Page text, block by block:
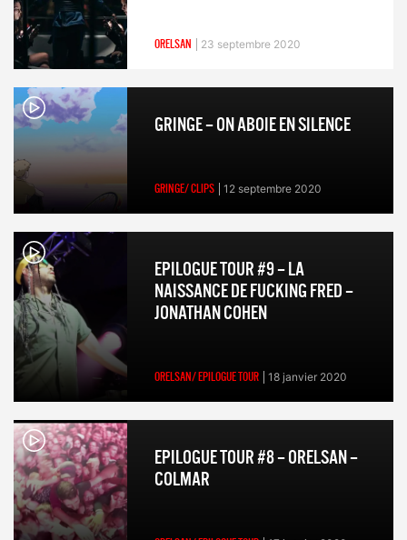
ORELSAN 23 septembre 2020
GRINGE – ON ABOIE EN SILENCE
GRINGE/ CLIPS 12 septembre 2020
EPILOGUE TOUR #9 – LA
NAISSANCE DE FUCKING FRED –
JONATHAN COHEN
ORELSAN/ EPILOGUE TOUR 18 janvier 2020
EPILOGUE TOUR #8 – ORELSAN –
COLMAR